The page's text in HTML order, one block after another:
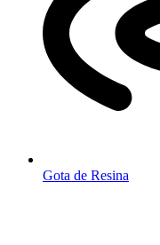
Gota de Resina